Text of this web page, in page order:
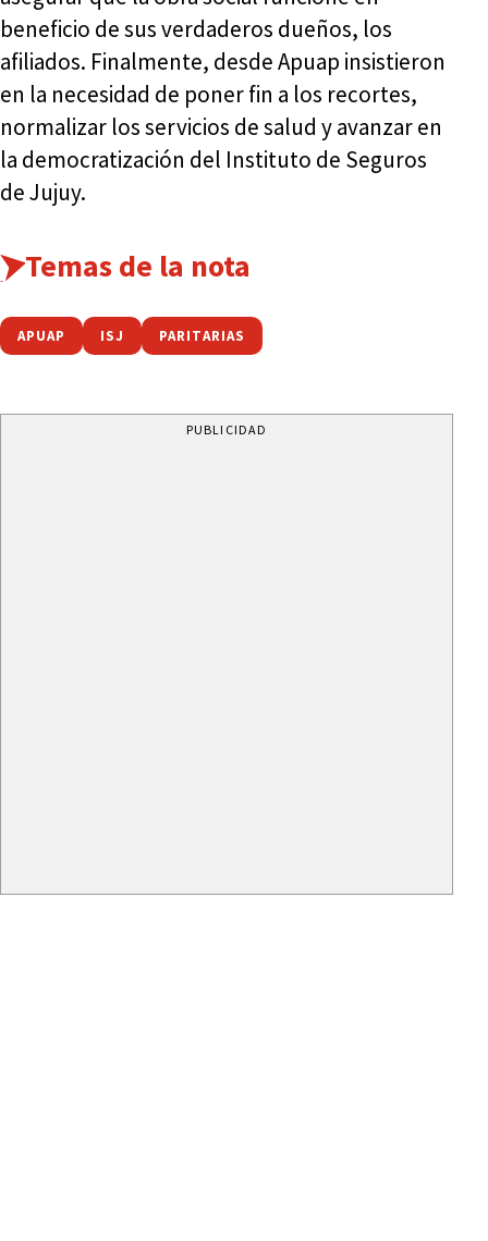
beneficio de sus verdaderos dueños, los
afiliados. Finalmente, desde Apuap insistieron
en la necesidad de poner fin a los recortes,
normalizar los servicios de salud y avanzar en
la democratización del Instituto de Seguros
de Jujuy.
Temas de la nota
APUAP ISJ PARITARIAS
PUBLICIDAD